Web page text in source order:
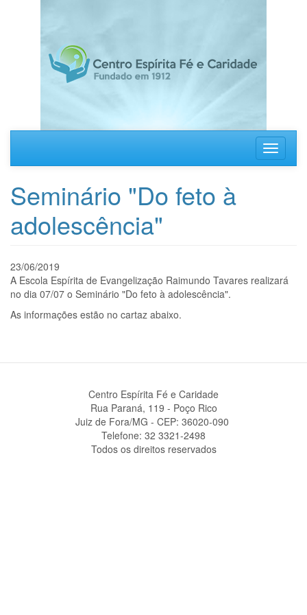
Toggle
Seminário "Do feto à
adolescência"
23/06/2019
A Escola Espírita de Evangelização Raimundo Tavares realizará
no dia 07/07 o Seminário "Do feto à adolescência".
As informações estão no cartaz abaixo.
Centro Espírita Fé e Caridade
Rua Paraná, 119 - Poço Rico
Juiz de Fora/MG - CEP: 36020-090 ‎
Telefone: 32 3321-2498
Todos os direitos reservados